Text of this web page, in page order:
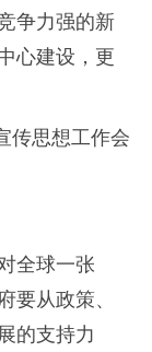
争力强的新
心建设，更
传思想工作会
全球一张
从政策、
的支持力